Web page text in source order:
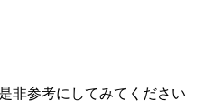
非参考にしてみてください